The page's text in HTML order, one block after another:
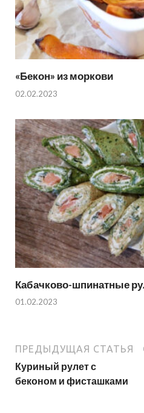
«Бекон» из моркови
02.02.2023
Кабачково-шпинатные
01.02.2023
ПРЕДЫДУЩАЯ СТАТЬЯ
Куриный рулет с
беконом и фисташками